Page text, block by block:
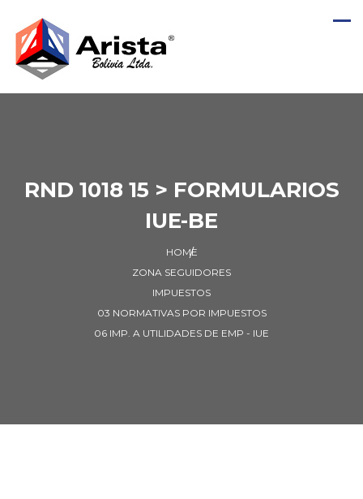
RND 1018 15 > FORMULARIOS
IUE-BE
HOME
ZONA SEGUIDORES
IMPUESTOS
03 NORMATIVAS POR IMPUESTOS
06 IMP. A UTILIDADES DE EMP - IUE